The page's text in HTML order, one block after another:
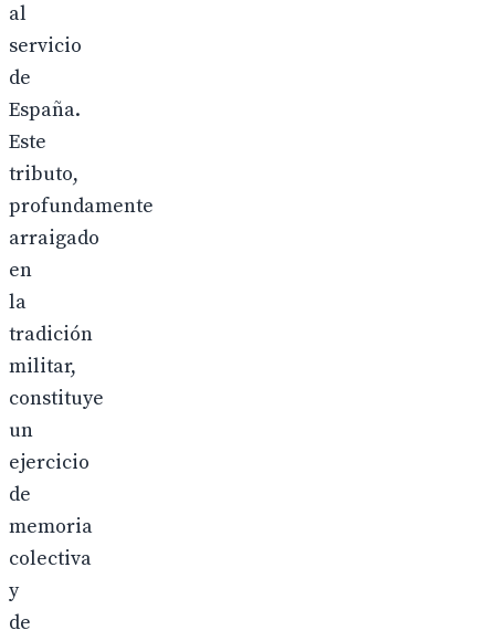
al
servicio
de
España.
Este
tributo,
profundamente
arraigado
en
la
tradición
militar,
constituye
un
ejercicio
de
memoria
colectiva
y
de